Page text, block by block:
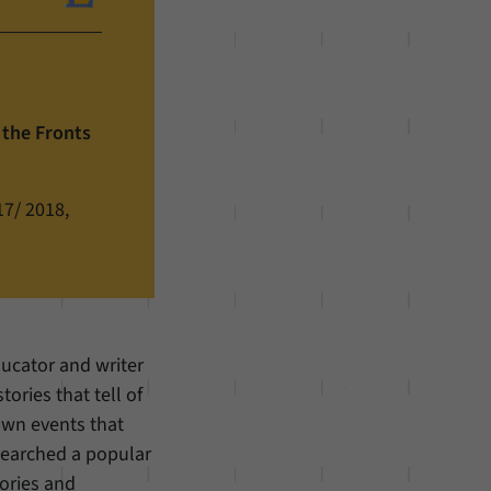
Fronts
2018,
and writer
that tell of
events that
a popular
and